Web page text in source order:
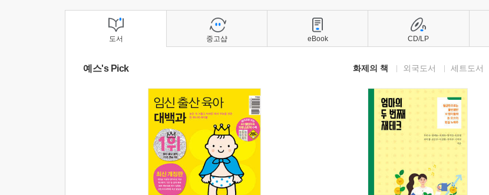
도서
예스's Pick 화제의 책 외국도서 세트도서
중고샵 eBook CD/LP